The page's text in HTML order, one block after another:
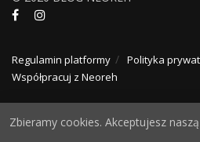
Regulamin platformy
Polityka
Współpracuj z Neoreh
Zbieramy cookies. Akceptujesz naszą